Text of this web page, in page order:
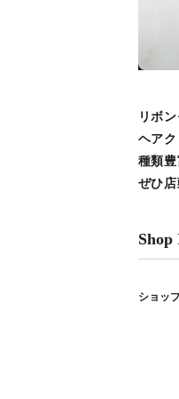
リボ
ヘアク
種類豊
ぜひ店
ショッ